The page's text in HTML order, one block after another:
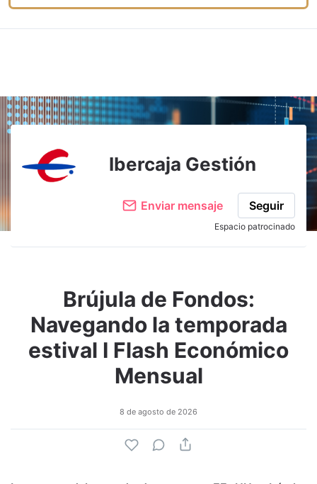
Ibercaja Gestión
Enviar mensaje Seguir
Espacio patrocinado
Brújula de Fondos:
Navegando la temporada
estival I Flash Económico
Mensual
8 de agosto de 2026